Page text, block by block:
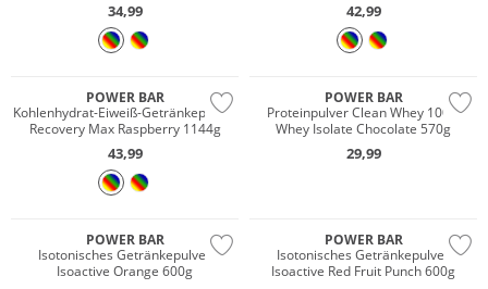
34,99 42,99
POWER BAR
Kohlenhydrat-Eiweiß-Getränkepulver
Recovery Max Raspberry 1144g
43,99
POWER BAR
Proteinpulver Clean Whey 100%
Whey Isolate Chocolate 570g
29,99
POWER BAR
Isotonisches Getränkepulver
Isoactive Orange 600g
POWER BAR
Isotonisches Getränkepulver
Isoactive Red Fruit Punch 600g